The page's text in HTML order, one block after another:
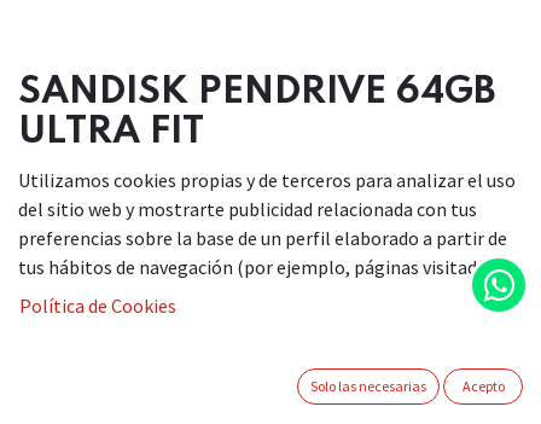
SANDISK PENDRIVE 64GB
ULTRA FIT
9,00€
Utilizamos cookies propias y de terceros para analizar el uso
del sitio web y mostrarte publicidad relacionada con tus
preferencias sobre la base de un perfil elaborado a partir de
tus hábitos de navegación (por ejemplo, páginas visitadas).
Política de Cookies
Solo las necesarias Acepto